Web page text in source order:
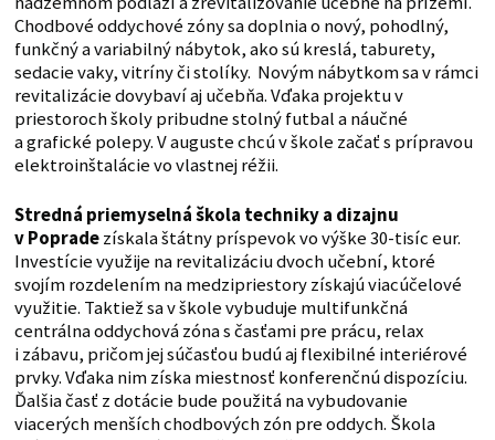
Chodbové oddychové zóny sa doplnia o nový, pohodlný,
funkčný a variabilný nábytok, ako sú kreslá, taburety,
sedacie vaky, vitríny či stolíky. Novým nábytkom sa v rámci
revitalizácie dovybaví aj učebňa. Vďaka projektu v
priestoroch školy pribudne stolný futbal a náučné
a grafické polepy. V auguste chcú v škole začať s prípravou
elektroinštalácie vo vlastnej réžii.
Stredná priemyselná škola techniky a dizajnu
v Popradezískala štátny príspevok vo výške 30-tisíc eur.
Investície využije na revitalizáciu dvoch učební, ktoré
svojím rozdelením na medzipriestory získajú viacúčelové
využitie. Taktiež sa v škole vybuduje multifunkčná
centrálna oddychová zóna s časťami pre prácu, relax
i zábavu, pričom jej súčasťou budú aj flexibilné interiérové
prvky. Vďaka nim získa miestnosť konferenčnú dispozíciu.
Ďalšia časť z dotácie bude použitá na vybudovanie
viacerých menších chodbových zón pre oddych. Škola